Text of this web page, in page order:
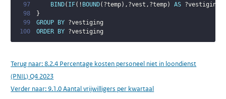
97
BIND( IF( ! BOUND( ?temp) , ?vest , ?temp) AS ?vestiging
98
}
99
GROUP BY ?vestiging
100
ORDER BY ?vestiging
Terug naar:8.2.4 Percentage kosten personeel niet in loondienst
(PNIL) Q4 2023
Verder naar: 9.1.0 Aantal vrijwilligers per kwartaal